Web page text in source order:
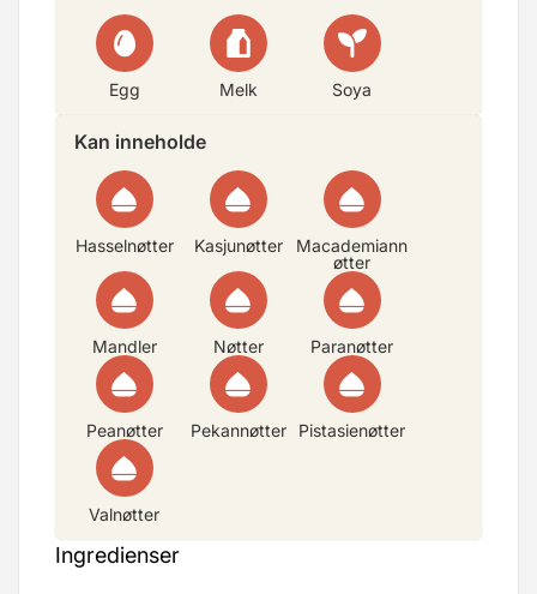
Egg Melk Soya
Kan inneholde
Hasselnøtter Kasjunøtter
Macademiann
øtter
Mandler Nøtter Paranøtter
Peanøtter Pekannøtter Pistasienøtter
Valnøtter
Ingredienser